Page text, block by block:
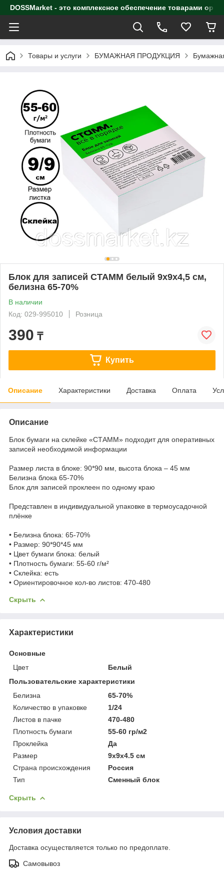
DOSSMarket - это комплексное обеспечение товарами
Товары и услуги БУМАЖНАЯ ПРОДУКЦИЯ
Блок для записей СТАММ белый 9х9х4,5 см,
белизна 65-70%
В наличии
Код: 029-995010
Розница
390 ₸
Купить
Описание Характеристики Доставка Оплата
Описание
Блок бумаги на склейке «СТАММ» подходит для оперативных
записей необходимой информации
Размер листа в блоке: 90*90 мм, высота блока – 45 мм
Белизна блока 65-70%
Блок для записей проклеен по одному краю
Представлен в индивидуальной упаковке в термоусадочной
плёнке
• Белизна блока: 65-70%
• Размер: 90*90*45 мм
• Цвет бумаги блока: белый
• Плотность бумаги: 55-60 г/м²
• Склейка: есть
• Ориентировочное кол-во листов: 470-480
Скрыть
Характеристики
Основные
Цвет
Белый
Пользовательские характеристики
Белизна
65-70%
Количество в упаковке
1/24
Листов в пачке
470-480
Плотность бумаги
55-60 гр/м2
Проклейка
Да
Размер
9x9x4.5 см
Страна происхождения
Россия
Тип
Сменный блок
Скрыть
Условия доставки
Доставка осуществляется только по предоплате.
Самовывоз